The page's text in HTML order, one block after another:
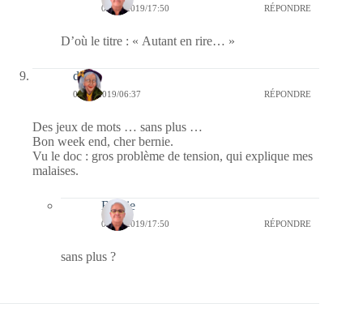
09/03/2019/17:50 RÉPONDRE
D’où le titre : « Autant en rire… »
dom
09/03/2019/06:37 RÉPONDRE
Des jeux de mots … sans plus …
Bon week end, cher bernie.
Vu le doc : gros problème de tension, qui explique mes
malaises.
Bernie
09/03/2019/17:50 RÉPONDRE
sans plus ?